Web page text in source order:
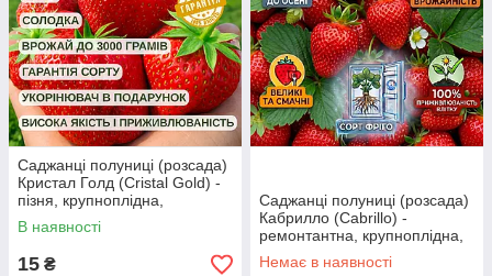
Саджанці полуниці (розсада)
Кристал Голд (Cristal Gold) -
пізня, крупноплідна,
врожайна
В наявності
15 ₴
Саджанці полуниці (розсада)
Кабрилло (Cabrillo) -
ремонтантна, крупноплідна,
врожайна
Немає в наявності